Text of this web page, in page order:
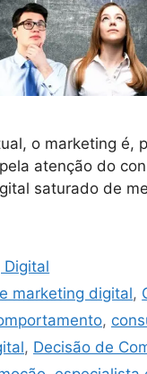
o marketing é,
atenção do
saturado de
Digital
marketing digital,
,
, Decisão de